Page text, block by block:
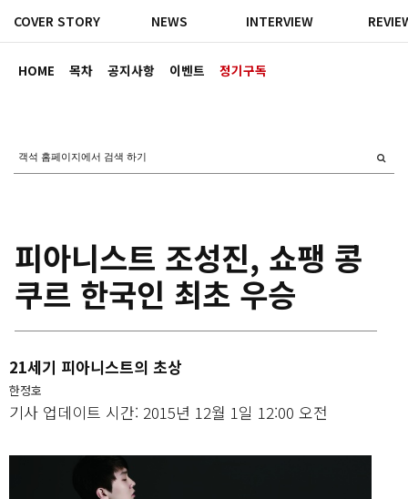
HOME 목차 공지사항 이벤트 정기구독
COVER STORY NEWS INTERVIEW
피아니스트 조성진, 쇼팽 콩
쿠르 한국인 최초 우승
21세기 피아니스트의 초상
한정호
기사 업데이트 시간: 2015년 12월 1일 12:00 오전